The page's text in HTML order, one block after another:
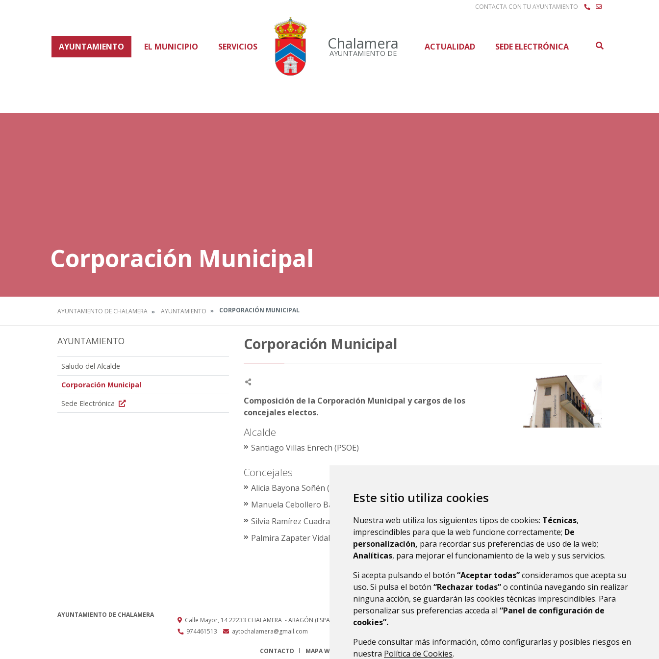
Este sitio utiliza cookies
Nuestra web utiliza los siguientes tipos de cookies: Técnicas,
imprescindibles para que la web funcione correctamente; De
personalización, para recordar sus preferencias de uso de la web;
Analíticas, para mejorar el funcionamiento de la web y sus servicios.
Si acepta pulsando el botón “Aceptar todas”consideramos que acepta su
uso. Si pulsa el botón “Rechazar todas”o continúa navegando sin realizar
ninguna acción, se guardarán las cookies técnicas imprescindibles. Para
personalizar sus preferencias acceda al “Panel de configuración de
cookies”.
Puede consultar más información, cómo configurarlas y posibles riesgos en
nuestra Política de Cookies.
CONTACTA CON TU AYUNTAMIENTO
Chalamera
AYUNTAMIENTO DE
AYUNTAMIENTO EL MUNICIPIO SERVICIOS ACTUALIDAD SEDE ELECTRÓNICA
Corporación Municipal
AYUNTAMIENTO DE CHALAMERA AYUNTAMIENTO CORPORACIÓN MUNICIPAL
AYUNTAMIENTO
Saludo del Alcalde
Corporación Municipal
Sede Electrónica
Corporación Municipal
Composición de la Corporación Municipal y cargos de los
concejales electos.
Alcalde
Santiago Villas Enrech (PSOE)
Concejales
Alicia Bayona Soñén (PSOE).
Manuela Cebollero Bayona (PSOE).Tesorera
Silvia Ramírez Cuadrado (PP)
Palmira Zapater Vidal (PP)
AYUNTAMIENTO DE CHALAMERA
Calle Mayor, 1422233 CHALAMERA - ARAGÓN (ESPAÑA)
974461513
aytochalamera@gmail.com
CONTACTO MAPA WEB AVISO LEGAL PROTECCIÓN DE DATOS